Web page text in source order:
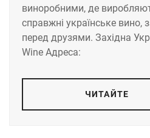
виноробними, де
справжні українське вино,
перед друзями. Західна
Wine Адреса:
ЧИТАЙТЕ